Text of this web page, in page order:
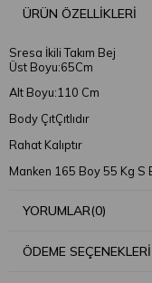
ÜRÜN ÖZELLIKLERI
Sresa İkili Takım Bej
Üst Boyu:65Cm
Alt Boyu:110 Cm
Body ÇıtÇıtlıdır
Rahat Kalıptır
Manken 165 Boy 55 Kg S
YORUMLAR(0)
ÖDEME SEÇENEKLERI